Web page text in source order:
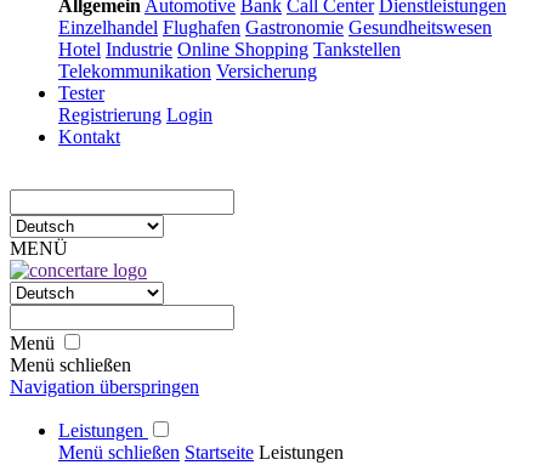
Allgemein Automotive Bank Call Center Dienstleistungen
Einzelhandel Flughafen Gastronomie Gesundheitswesen
Hotel Industrie Online Shopping Tankstellen
Telekommunikation Versicherung
Tester
Registrierung Login
Kontakt
MENÜ
Menü
Menü schließen
Navigation überspringen
Leistungen
Menü schließen Startseite Leistungen